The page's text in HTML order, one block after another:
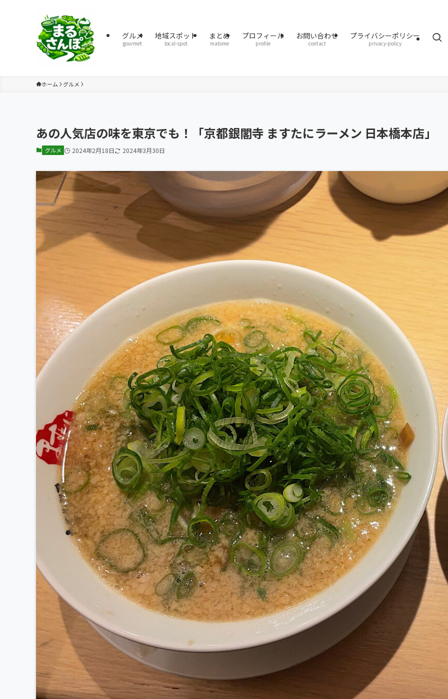
グルメ
gourmet
地域スポット
local-spot
まとめ
matome
プロフィール
profile
お問い合わせ
contact
プライバシーポリシー
privacy-policy
ホーム グルメ
あの人気店の味を東京でも！「京都銀閣寺 ますたにラーメン 日本橋本店」
グルメ 2024年2月18日 2024年3月30日